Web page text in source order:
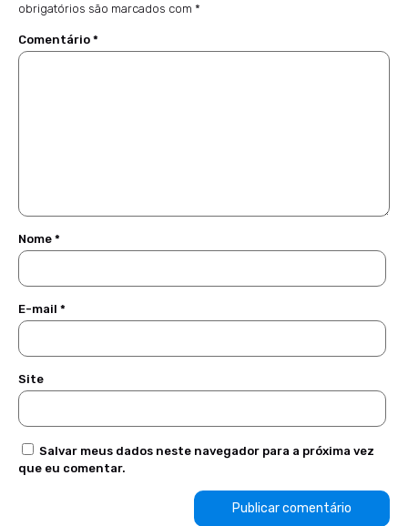
obrigatórios são marcados com *
Comentário *
Nome *
E-mail *
Site
Salvar meus dados neste navegador para a próxima vez
que eu comentar.